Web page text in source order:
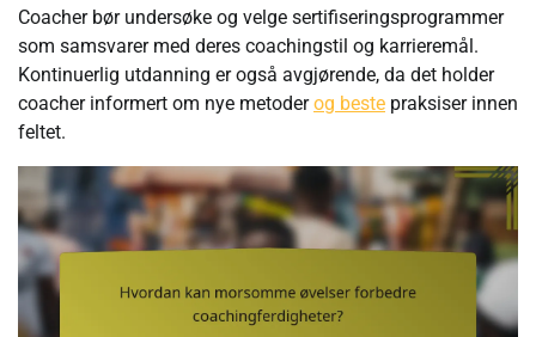
Coacher bør undersøke og velge sertifiseringsprogrammer
som samsvarer med deres coachingstil og karrieremål.
Kontinuerlig utdanning er også avgjørende, da det holder
coacher informert om nye metoderog beste praksiser innen
feltet.